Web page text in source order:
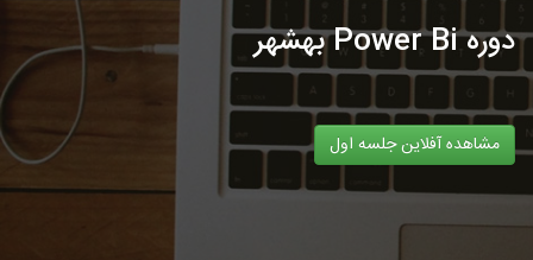
دوره Power Bi بهشهر
مشاهده آفلاین جلسه اول